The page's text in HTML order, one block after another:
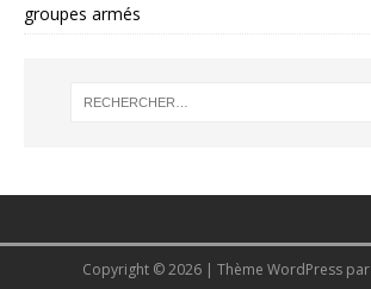
groupes armés
Copyright © 2026 | Thème WordPress par